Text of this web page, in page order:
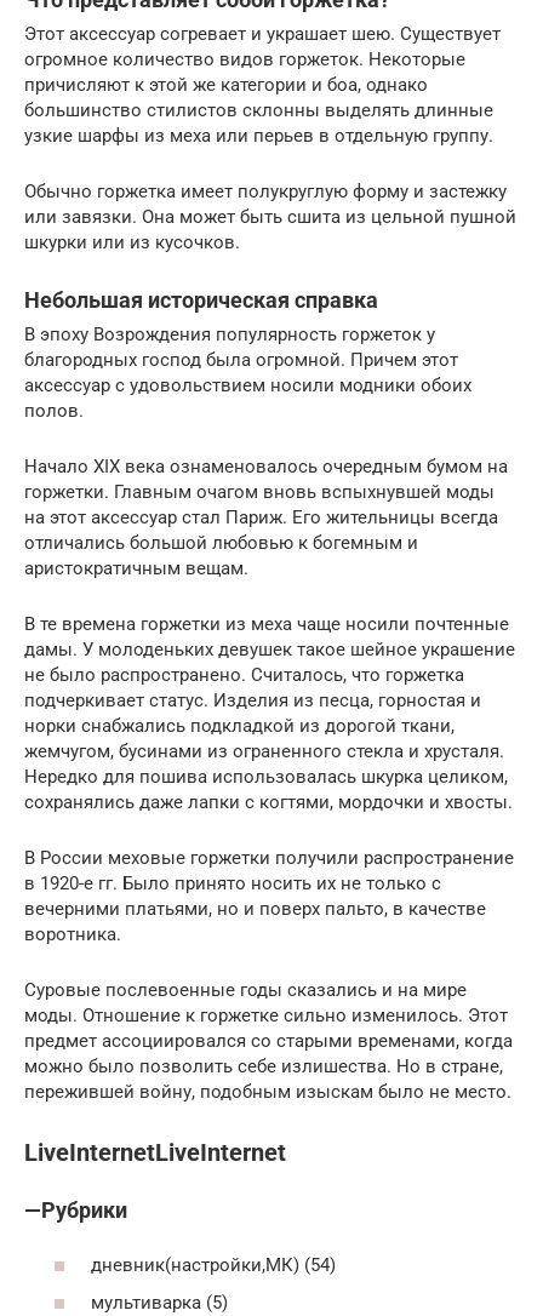
Этот аксессуар согревает и украшает шею. Существует
огромное количество видов горжеток. Некоторые
причисляют к этой же категории и боа, однако
большинство стилистов склонны выделять длинные
узкие шарфы из меха или перьев в отдельную группу.
Обычно горжетка имеет полукруглую форму и застежку
или завязки. Она может быть сшита из цельной пушной
шкурки или из кусочков.
Небольшая историческая справка
В эпоху Возрождения популярность горжеток у
благородных господ была огромной. Причем этот
аксессуар с удовольствием носили модники обоих
полов.
Начало XIX века ознаменовалось очередным бумом на
горжетки. Главным очагом вновь вспыхнувшей моды
на этот аксессуар стал Париж. Его жительницы всегда
отличались большой любовью к богемным и
аристократичным вещам.
В те времена горжетки из меха чаще носили почтенные
дамы. У молоденьких девушек такое шейное украшение
не было распространено. Считалось, что горжетка
подчеркивает статус. Изделия из песца, горностая и
норки снабжались подкладкой из дорогой ткани,
жемчугом, бусинами из ограненного стекла и хрусталя.
Нередко для пошива использовалась шкурка целиком,
сохранялись даже лапки с когтями, мордочки и хвосты.
В России меховые горжетки получили распространение
в 1920-е гг. Было принято носить их не только с
вечерними платьями, но и поверх пальто, в качестве
воротника.
Суровые послевоенные годы сказались и на мире
моды. Отношение к горжетке сильно изменилось. Этот
предмет ассоциировался со старыми временами, когда
можно было позволить себе излишества. Но в стране,
пережившей войну, подобным изыскам было не место.
LiveInternetLiveInternet
—Рубрики
дневник(настройки,МК) (54)
мультиварка (5)